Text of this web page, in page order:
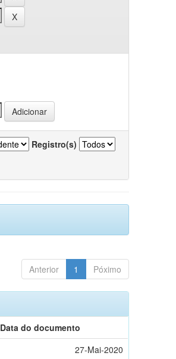
Registro(s)
Anterior 1 Póximo
Data do documento
27-Mai-2020